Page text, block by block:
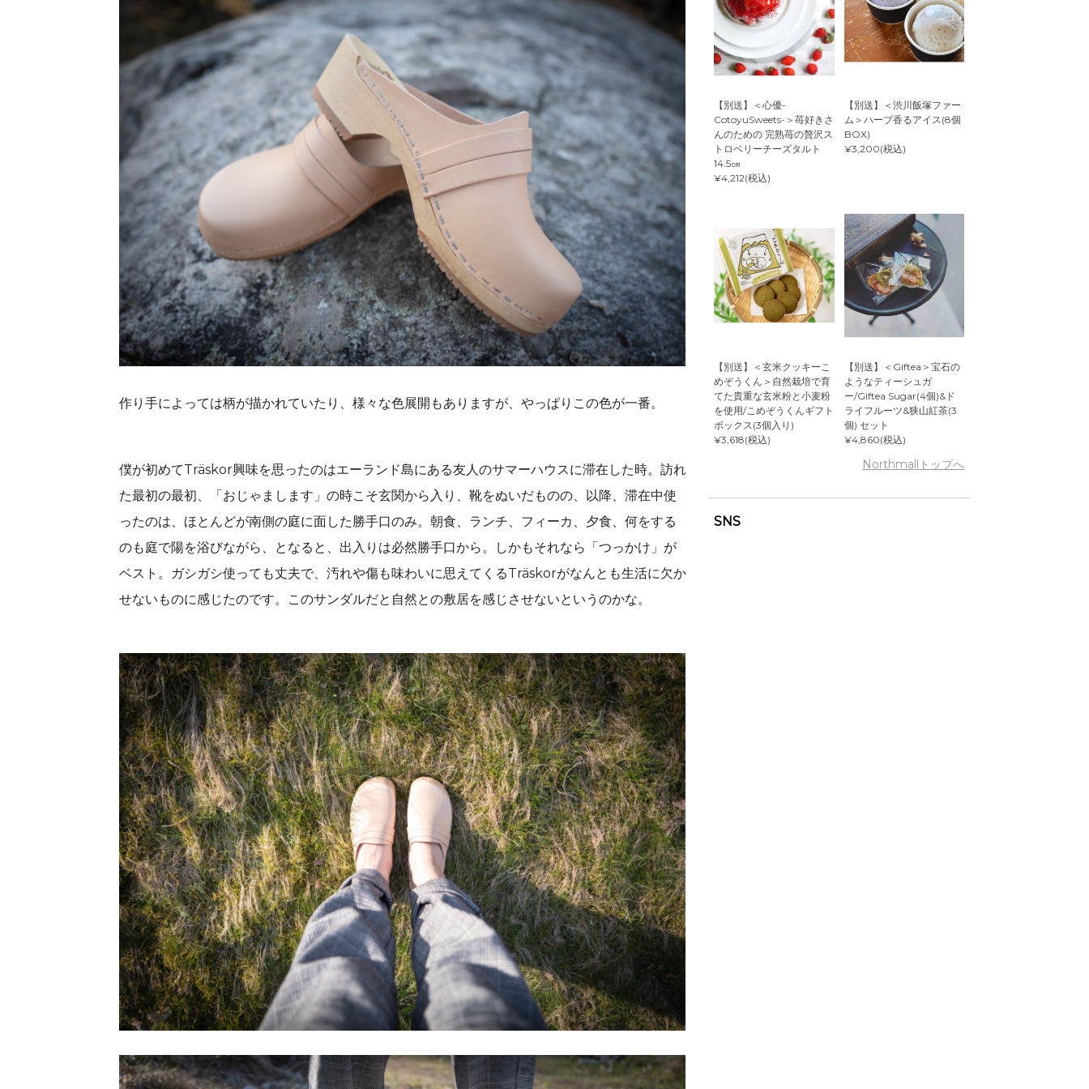
作り手によっては柄が描かれていたり、様々な色展開もありますが、やっぱりこの色が一番。
僕が初めてTräskor興味を思ったのはエーランド島にある友人のサマーハウスに滞在した時。訪れ
た最初の最初、「おじゃまします」の時こそ玄関から入り、靴をぬいだものの、以降、滞在中使
ったのは、ほとんどが南側の庭に面した勝手口のみ。朝食、ランチ、フィーカ、夕食、何をする
のも庭で陽を浴びながら、となると、出入りは必然勝手口から。しかもそれなら「つっかけ」が
ベスト。ガシガシ使っても丈夫で、汚れや傷も味わいに思えてくるTräskorがなんとも生活に欠か
せないものに感じたのです。このサンダルだと自然との敷居を感じさせないというのかな。
【別送】＜心優-
CotoyuSweets-＞苺好きさ
んのための 完熟苺の贅沢ス
トロベリーチーズタルト
14.5㎝
¥4,212(税込)
【別送】＜渋川飯塚ファー
ム＞ハーブ香るアイス(8個
BOX)
¥3,200(税込)
【別送】＜玄米クッキーこ
めぞうくん＞自然栽培で育
てた貴重な玄米粉と小麦粉
を使用/こめぞうくんギフト
ボックス(3個入り)
¥3,618(税込)
【別送】＜Giftea＞宝石の
ようなティーシュガ
ー/Giftea Sugar(4個)&ド
ライフルーツ&狭山紅茶(3
個) セット
¥4,860(税込)
Northmallトップへ
SNS